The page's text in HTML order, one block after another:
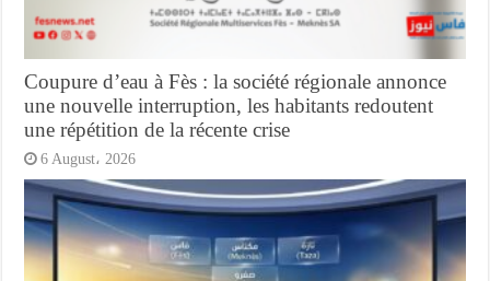
Coupure d’eau à Fès : la société régionale annonce
une nouvelle interruption, les habitants redoutent
une répétition de la récente crise
6 August، 2026